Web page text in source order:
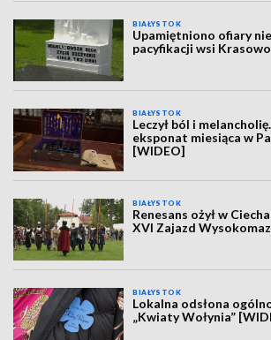
BIAŁYSTOK
Upamiętniono ofiary
pacyfikacji wsi
BIAŁYSTOK
Leczył ból i
eksponat miesiąca w
[WIDEO]
BIAŁYSTOK
Renesans ożył w
XVI Zajazd
BIAŁYSTOK
Lokalna odsłona
„Kwiaty Wołynia”